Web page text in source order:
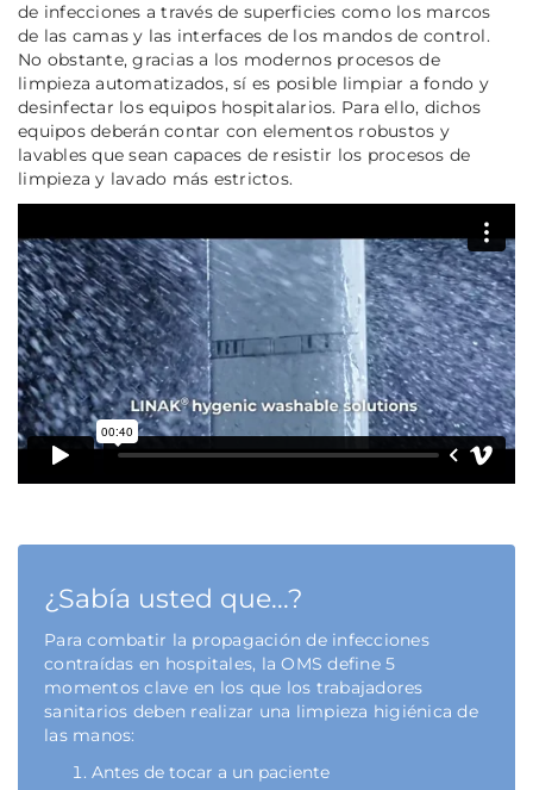
de infecciones a través de superficies como los marcos
de las camas y las interfaces de los mandos de control.
No obstante, gracias a los modernos procesos de
limpieza automatizados, sí es posible limpiar a fondo y
desinfectar los equipos hospitalarios. Para ello, dichos
equipos deberán contar con elementos robustos y
lavables que sean capaces de resistir los procesos de
limpieza y lavado más estrictos.
¿Sabía usted que...?
Para combatir la propagación de infecciones
contraídas en hospitales, la OMS define 5
momentos clave en los que los trabajadores
sanitarios deben realizar una limpieza higiénica de
las manos:
Antes de tocar a un paciente